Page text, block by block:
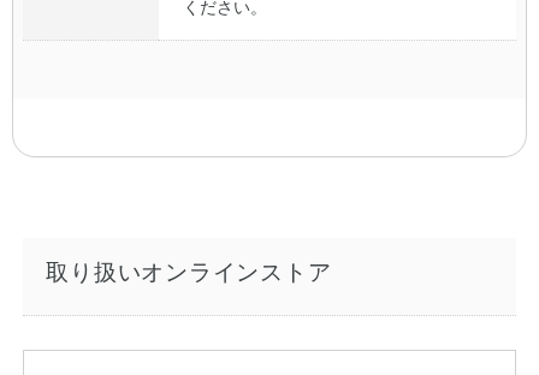
ください。
取り扱いオンラインストア